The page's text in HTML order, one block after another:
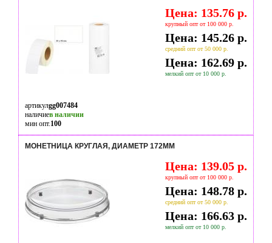
Цена: 135.76 р.
крупный опт от 100 000 р.
Цена: 145.26 р.
средний опт от 50 000 р.
Цена: 162.69 р.
мелкий опт от 10 000 р.
артикулgg007484
наличиев наличии
мин опт.100
МОНЕТНИЦА КРУГЛАЯ, ДИАМЕТР 172ММ
Цена: 139.05 р.
крупный опт от 100 000 р.
Цена: 148.78 р.
средний опт от 50 000 р.
Цена: 166.63 р.
мелкий опт от 10 000 р.